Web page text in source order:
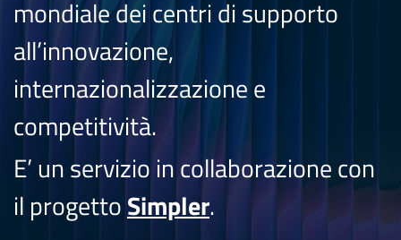
mondiale dei centri di supporto
all’innovazione,
internazionalizzazione e
competitività.
E’ un servizio in collaborazione con
il progettoSimpler.